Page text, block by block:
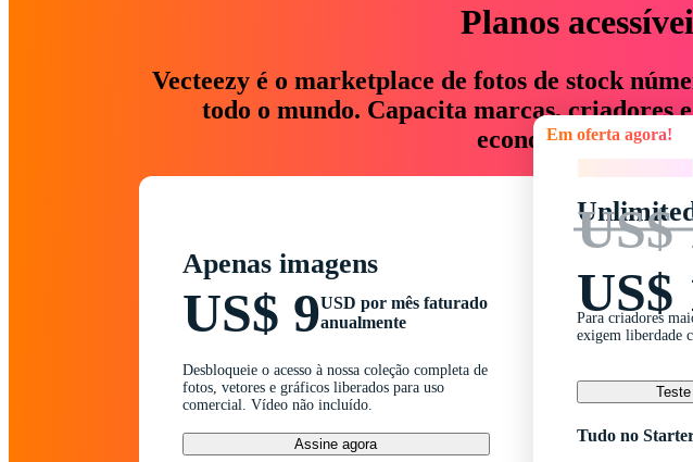
Planos
Vecteezy é o marketplace de fotos de stock
todo o mundo. Capacita marcas, criadores
economizam até
Apenas imagens
US$ 9USD por mês faturado
anualmente
Desbloqueie o acesso à nossa coleção completa de
fotos, vetores e gráficos liberados para uso
comercial. Vídeo não incluído.
Assine agora
Em oferta agora!
US$
US$
Para criadores
exigem liberdade
Tudo no